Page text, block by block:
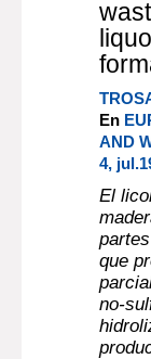
En
AND
4,
El
que
no-